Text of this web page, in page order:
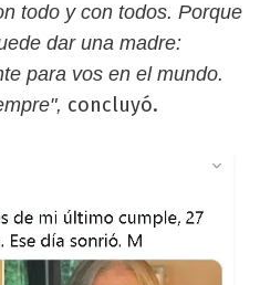
todo y con todos. Porque
dar una madre:
para vos en el mundo.
concluyó.